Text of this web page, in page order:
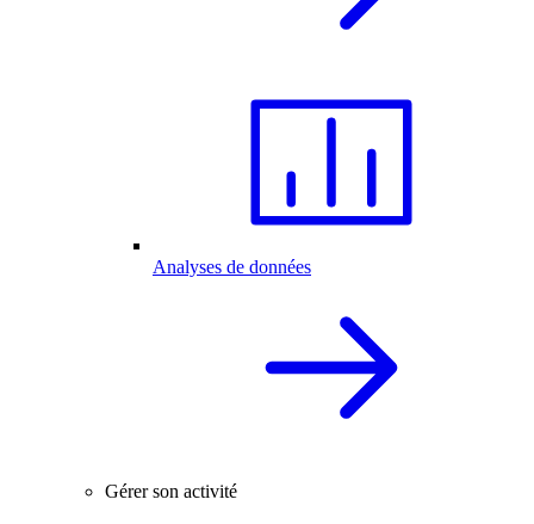
Analyses de données
Gérer son activité